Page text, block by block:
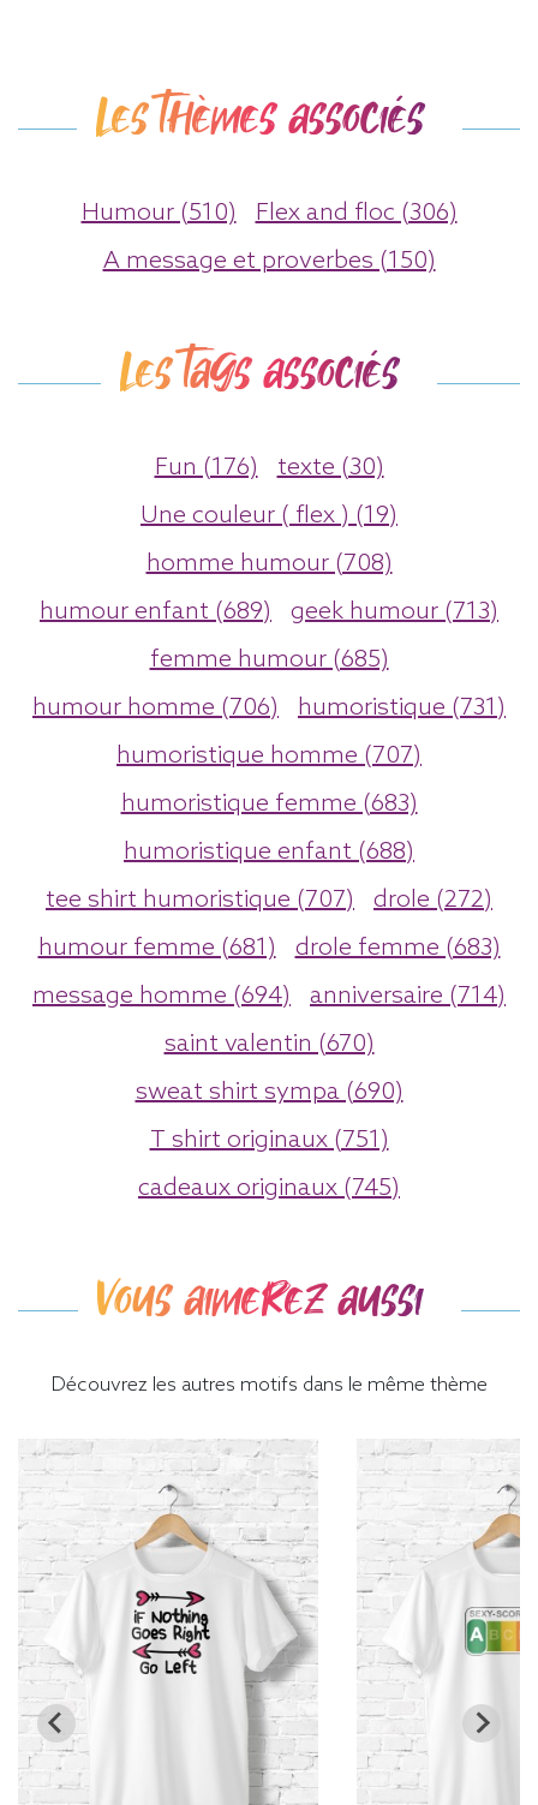
Les thèmes associés
Humour (510)
Flex and floc (306)
A message et proverbes (150)
Les tags associés
Fun (176)
texte (30)
Une couleur ( flex ) (19)
homme humour (708)
humour enfant (689)
geek humour (713)
femme humour (685)
humour homme (706)
humoristique (731)
humoristique homme (707)
humoristique femme (683)
humoristique enfant (688)
tee shirt humoristique (707)
drole (272)
humour femme (681)
drole femme (683)
message homme (694)
anniversaire (714)
saint valentin (670)
sweat shirt sympa (690)
T shirt originaux (751)
cadeaux originaux (745)
Vous aimerez aussi
Découvrez les autres motifs dans le même thème